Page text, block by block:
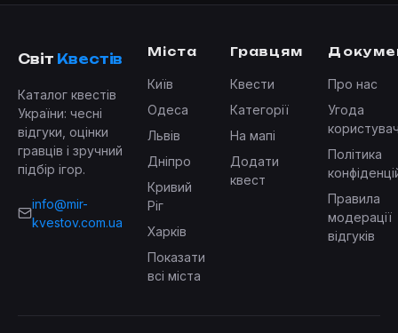
Світ Квестів
Каталог квестів
України: чесні
відгуки, оцінки
гравців і зручний
підбір ігор.
info@mir-
kvestov.com.ua
Міста
Київ
Одеса
Львів
Дніпро
Кривий
Ріг
Харків
Показати
всі міста
Гравцям
Квести
Категорії
На мапі
Додати
квест
Про нас
Угода
Політика
Правила
модерації
відгуків